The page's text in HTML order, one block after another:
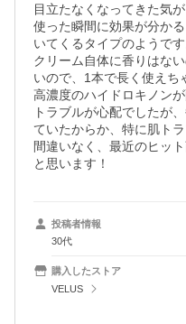
目立たなくなってきた気が
使った瞬間に効果が分か
いてくるタイプのようです
クリーム自体に香りはな
いので、1本で長く使えち
高濃度のハイドロキノン
トラブルが心配でしたが
ていたからか、特に肌ト
間違いなく、最近のヒッ
と思います！
投稿者情報
30代
購入したストア
VELUS